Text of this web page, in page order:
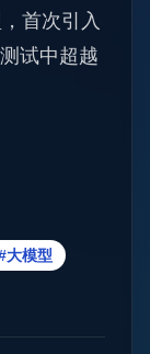
首次引入
试中超越
大模型